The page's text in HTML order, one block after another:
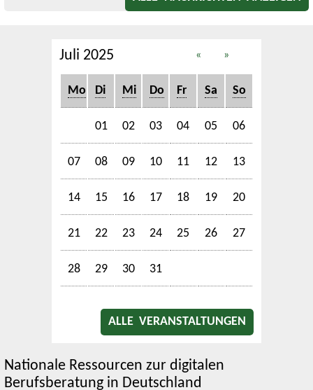
Juli 2025 « »
Mo Di Mi Do Fr Sa So
01 02 03 04 05 06
07 08 09 10 11 12 13
14 15 16 17 18 19 20
21 22 23 24 25 26 27
28 29 30 31
ALLE VERANSTALTUNGEN
Nationale Ressourcen zur digitalen
Berufsberatung in Deutschland